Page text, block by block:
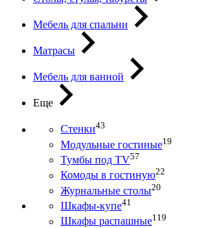
Мебель для спальни
Матрасы
Мебель для ванной
Еще
Стенки43
Модульные гостиные19
Тумбы под ТV57
Комоды в гостиную22
Журнальные столы20
Шкафы-купе41
Шкафы распашные119